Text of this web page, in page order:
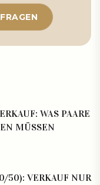
WAS PAARE
MÜSSEN
50): VERKAUF NUR